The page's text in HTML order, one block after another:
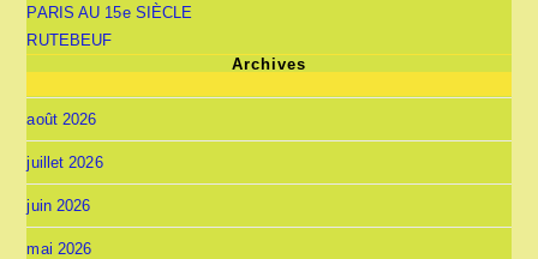
PARIS AU 15e SIÈCLE
RUTEBEUF
Archives
août 2026
juillet 2026
juin 2026
mai 2026